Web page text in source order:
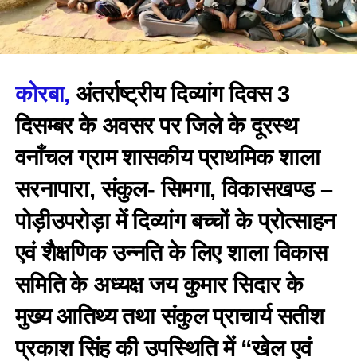
कोरबा, अंतर्राष्ट्रीय दिव्यांग दिवस 3
दिसम्बर के अवसर पर जिले के दूरस्थ
वनाँचल ग्राम शासकीय प्राथमिक शाला
सरनापारा, संकुल- सिमगा, विकासखण्ड –
पोड़ीउपरोड़ा में दिव्यांग बच्चों के प्रोत्साहन
एवं शैक्षणिक उन्नति के लिए शाला विकास
समिति के अध्यक्ष जय कुमार सिदार के
मुख्य आतिथ्य तथा संकुल प्राचार्य सतीश
प्रकाश सिंह की उपस्थिति में “खेल एवं